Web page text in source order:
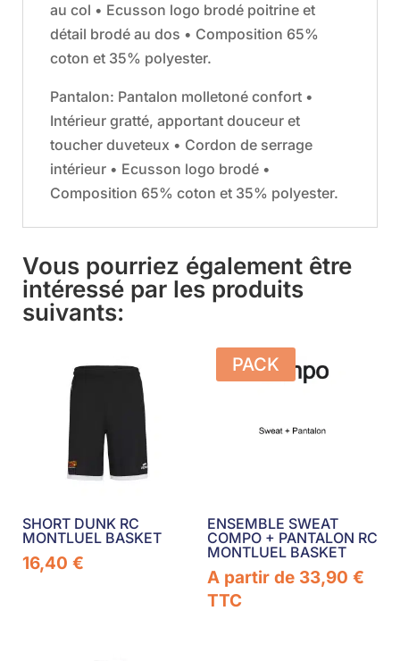
au col • Ecusson logo brodé poitrine et
détail brodé au dos • Composition 65%
coton et 35% polyester.
Pantalon: Pantalon molletoné confort •
Intérieur gratté, apportant douceur et
toucher duveteux • Cordon de serrage
intérieur • Ecusson logo brodé •
Composition 65% coton et 35% polyester.
Vous pourriez également être
intéressé par les produits
suivants:
SHORT DUNK RC
MONTLUEL BASKET
16,40 €
PACK
ENSEMBLE SWEAT
COMPO + PANTALON RC
MONTLUEL BASKET
A partir de 33,90 €
TTC